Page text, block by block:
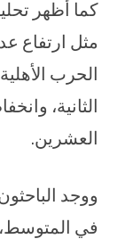
كما أظهر
مثل ارتفاع
الحرب
الثانية،
العشرين.
ووجد
في